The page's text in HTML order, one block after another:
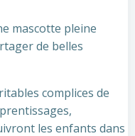
mascotte pleine
de belles
complices de
les enfants dans